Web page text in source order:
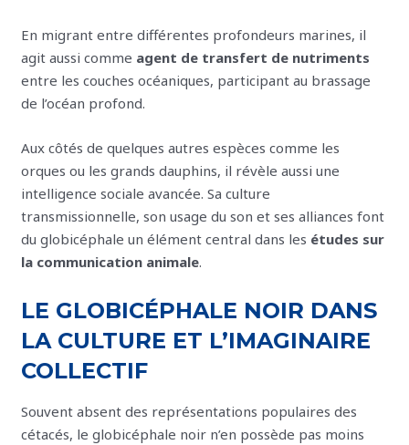
En migrant entre différentes profondeurs marines, il
agit aussi comme agent de transfert de nutriments
entre les couches océaniques, participant au brassage
de l’océan profond.
Aux côtés de quelques autres espèces comme les
orques ou les grands dauphins, il révèle aussi une
intelligence sociale avancée. Sa culture
transmissionnelle, son usage du son et ses alliances font
du globicéphale un élément central dans les études sur
la communication animale.
LE GLOBICÉPHALE NOIR DANS
LA CULTURE ET L’IMAGINAIRE
COLLECTIF
Souvent absent des représentations populaires des
cétacés, le globicéphale noir n’en possède pas moins